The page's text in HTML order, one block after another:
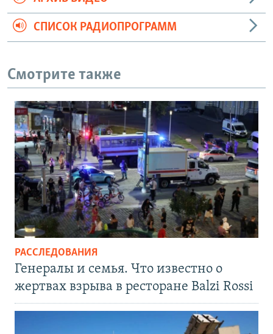
СПИСОК РАДИОПРОГРАММ
Смотрите также
РАССЛЕДОВАНИЯ
Генералы и семья. Что известно о
жертвах взрыва в ресторане Balzi Rossi